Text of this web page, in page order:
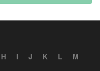
H I J K L
M